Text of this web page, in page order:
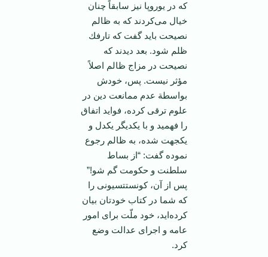
كه‌ در یوروپا نیز سابقاً چنان‌
خیال‌ می‌كردند كه‌ به‌ ظالم‌
نصیحت‌ باید گفت‌ كه ‌تارفك‌
ظلم‌ شود. بعد دیدند كه‌
نصیحت‌ در مزاج‌ ظالم‌ اصلاً
مؤثر نیست‌. پس‌، خودش‌
بواسطة‌ عدم‌ ممانعت‌ دین‌ در
علوم‌ ترقی‌ كرده‌، فواید اتفاق‌
را فهمید و با یكدیگر یكدل‌ و
یكجهت‌ شده‌، به‌ ظالم‌ رجوع‌
نموده‌ گفت‌: “از بساط‌
سلطنت‌ و حكومت‌ گم‌ شو!”
پس‌ از آن‌، كونستتسیونی‌ را
كه‌ شما در كتاب‌ خودتان‌ بیان‌
كرده‌اید، خود ملّت‌ برای‌ امور
عامه‌ و اجرای‌ عدالت‌ وضع‌
كرد.